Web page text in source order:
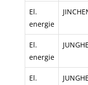
El.
energie
El.
energie
El.